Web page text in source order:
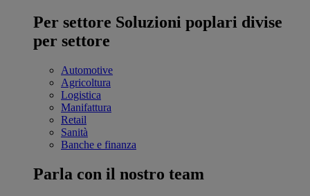
Per settore Soluzioni poplari divise
per settore
Automotive
Agricoltura
Logistica
Manifattura
Retail
Sanità
Banche e finanza
Parla con il nostro team